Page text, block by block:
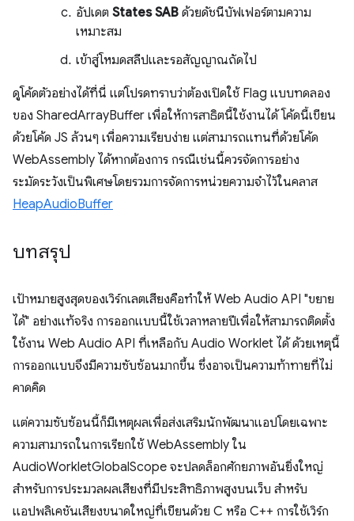
อัปเดต States SAB ด้วยดัชนีบัฟเฟอร์ตามความ
เหมาะสม
เข้าสู่โหมดสลีปและรอสัญญาณถัดไป
ดูโค้ดตัวอย่างได้ที่นี่ แต่โปรดทราบว่าต้องเปิดใช้ Flag แบบทดลอง
ของ SharedArrayBuffer เพื่อให้การสาธิตนี้ใช้งานได้ โค้ดนี้เขียน
ด้วยโค้ด JS ล้วนๆ เพื่อความเรียบง่าย แต่สามารถแทนที่ด้วยโค้ด
WebAssembly ได้หากต้องการ กรณีเช่นนี้ควรจัดการอย่าง
ระมัดระวังเป็นพิเศษโดยรวมการจัดการหน่วยความจำไว้ในคลาส
HeapAudioBuffer
บทสรุป
เป้าหมายสูงสุดของเวิร์กเลตเสียงคือทำให้ Web Audio API "ขยาย
ได้" อย่างแท้จริง การออกแบบนี้ใช้เวลาหลายปีเพื่อให้สามารถติดตั้ง
ใช้งาน Web Audio API ที่เหลือกับ Audio Worklet ได้ ด้วยเหตุนี้
การออกแบบจึงมีความซับซ้อนมากขึ้น ซึ่งอาจเป็นความท้าทายที่ไม่
คาดคิด
แต่ความซับซ้อนนี้ก็มีเหตุผลเพื่อส่งเสริมนักพัฒนาแอปโดยเฉพาะ
ความสามารถในการเรียกใช้ WebAssembly ใน
AudioWorkletGlobalScope จะปลดล็อกศักยภาพอันยิ่งใหญ่
สำหรับการประมวลผลเสียงที่มีประสิทธิภาพสูงบนเว็บ สําหรับ
แอปพลิเคชันเสียงขนาดใหญ่ที่เขียนด้วย C หรือ C++ การใช้เวิร์ก